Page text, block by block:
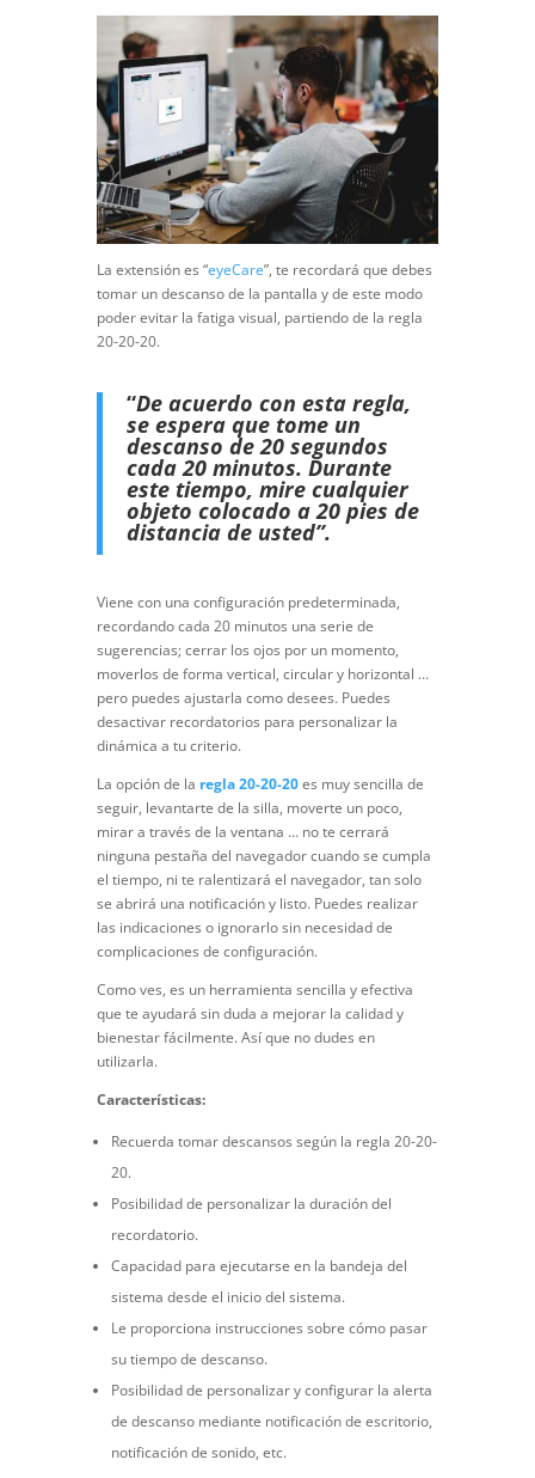
La extensión es “eyeCare”, te recordará que debes
tomar un descanso de la pantalla y de este modo
poder evitar la fatiga visual, partiendo de la regla
20-20-20.
“De acuerdo con esta regla,
se espera que tome un
descanso de 20 segundos
cada 20 minutos. Durante
este tiempo, mire cualquier
objeto colocado a 20 pies de
distancia de usted”.
Viene con una configuración predeterminada,
recordando cada 20 minutos una serie de
sugerencias; cerrar los ojos por un momento,
moverlos de forma vertical, circular y horizontal …
pero puedes ajustarla como desees. Puedes
desactivar recordatorios para personalizar la
dinámica a tu criterio.
La opción de la regla 20-20-20es muy sencilla de
seguir, levantarte de la silla, moverte un poco,
mirar a través de la ventana … no te cerrará
ninguna pestaña del navegador cuando se cumpla
el tiempo, ni te ralentizará el navegador, tan solo
se abrirá una notificación y listo. Puedes realizar
las indicaciones o ignorarlo sin necesidad de
complicaciones de configuración.
Como ves, es un herramienta sencilla y efectiva
que te ayudará sin duda a mejorar la calidad y
bienestar fácilmente. Así que no dudes en
utilizarla.
Características:
Recuerda tomar descansos según la regla 20-20-
20.
Posibilidad de personalizar la duración del
recordatorio.
Capacidad para ejecutarse en la bandeja del
sistema desde el inicio del sistema.
Le proporciona instrucciones sobre cómo pasar
su tiempo de descanso.
Posibilidad de personalizar y configurar la alerta
de descanso mediante notificación de escritorio,
notificación de sonido, etc.